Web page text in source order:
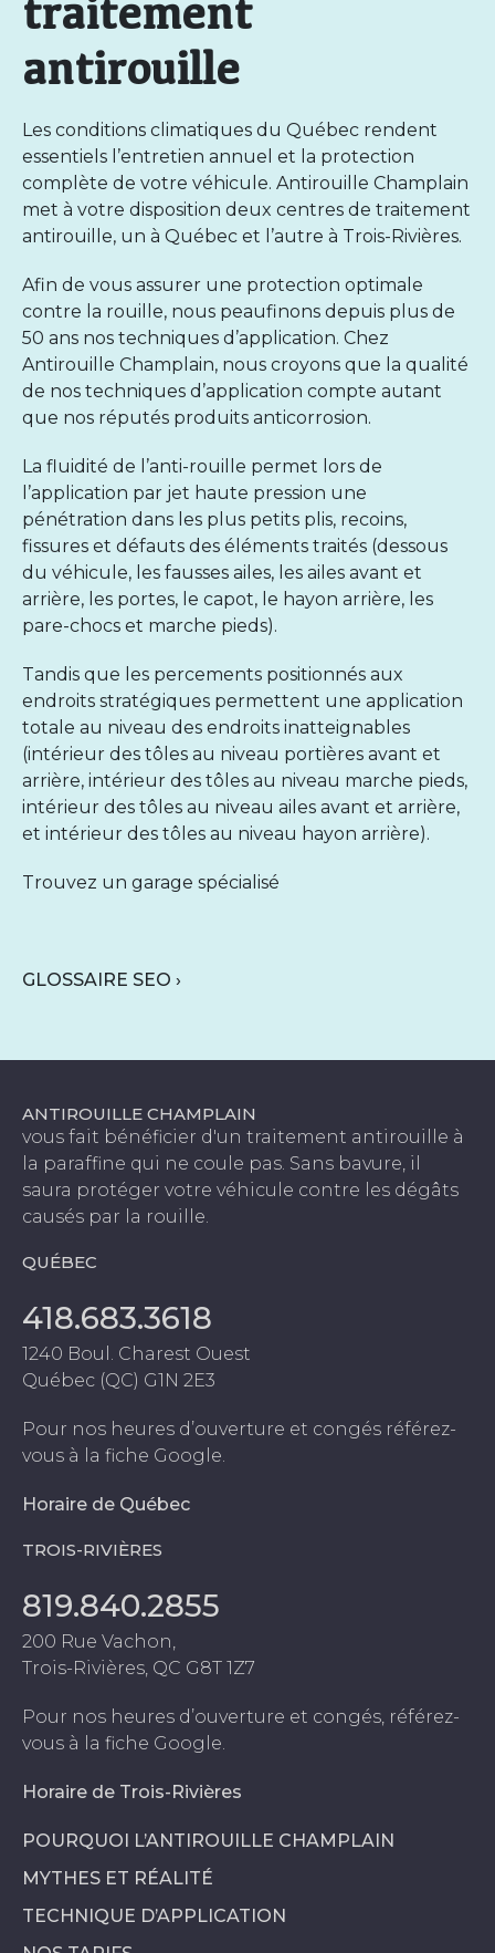
traitement
antirouille
Les conditions climatiques du Québec rendent
essentiels l’entretien annuel et la protection
complète de votre véhicule. Antirouille Champlain
met à votre disposition deux centres de traitement
antirouille, un à Québec et l’autre à Trois-Rivières.
Afin de vous assurer une protection optimale
contre la rouille, nous peaufinons depuis plus de
50 ans nos techniques d’application. Chez
Antirouille Champlain, nous croyons que la qualité
de nos techniques d’application compte autant
que nos réputés produits anticorrosion.
La fluidité de l’anti-rouille permet lors de
l’application par jet haute pression une
pénétration dans les plus petits plis, recoins,
fissures et défauts des éléments traités (dessous
du véhicule, les fausses ailes, les ailes avant et
arrière, les portes, le capot, le hayon arrière, les
pare-chocs et marche pieds).
Tandis que les percements positionnés aux
endroits stratégiques permettent une application
totale au niveau des endroits inatteignables
(intérieur des tôles au niveau portières avant et
arrière, intérieur des tôles au niveau marche pieds,
intérieur des tôles au niveau ailes avant et arrière,
et intérieur des tôles au niveau hayon arrière).
Trouvez un garage spécialisé
GLOSSAIRE SEO ›
ANTIROUILLE CHAMPLAIN
vous fait bénéficier d'un traitement antirouille à
la paraffine qui ne coule pas. Sans bavure, il
saura protéger votre véhicule contre les dégâts
causés par la rouille.
QUÉBEC
418.683.3618
1240 Boul. Charest Ouest
Québec (QC) G1N 2E3
Pour nos heures d’ouverture et congés référez-
vous à la fiche Google.
Horaire de Québec
TROIS-RIVIÈRES
819.840.2855
200 Rue Vachon,
Trois-Rivières, QC G8T 1Z7
Pour nos heures d’ouverture et congés, référez-
vous à la fiche Google.
Horaire de Trois-Rivières
POURQUOI L’ANTIROUILLE CHAMPLAIN
MYTHES ET RÉALITÉ
TECHNIQUE D’APPLICATION